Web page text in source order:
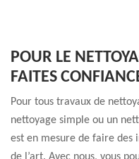
POUR LE
FAITES
Pour tous travaux de
nettoyage simple ou un
est en mesure de faire des